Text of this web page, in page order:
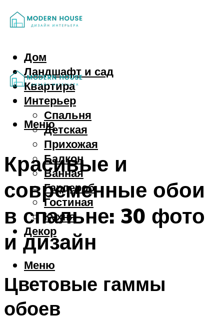
Дом
Ландшафт и сад
Квартира
Интерьер
Спальня
Детская
Прихожая
Балкон
Ванная
Гардероб
Гостиная
Кухня
Декор
Меню
Меню
Красивые и
современные обои
в спальне: 30 фото
и дизайн
Цветовые гаммы
обоев